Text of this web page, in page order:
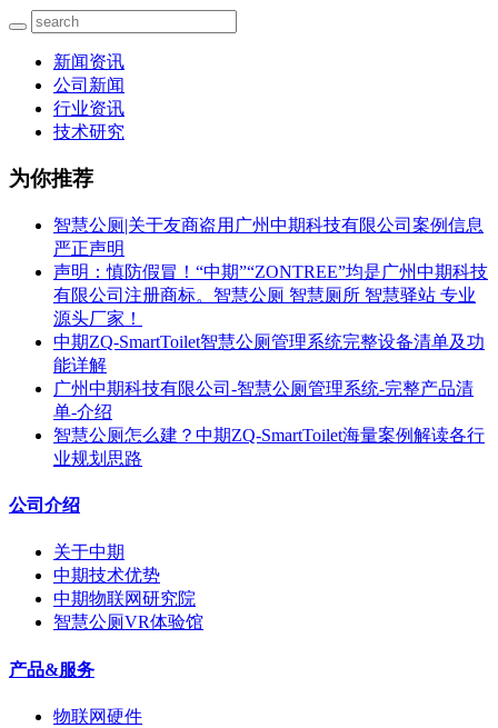
新闻资讯
公司新闻
行业资讯
技术研究
为你推荐
智慧公厕|关于友商盗用广州中期科技有限公司案例信息
严正声明
声明：慎防假冒！“中期”“ZONTREE”均是广州中期科技
有限公司注册商标。智慧公厕 智慧厕所 智慧驿站 专业
源头厂家！
中期ZQ-SmartToilet智慧公厕管理系统完整设备清单及功
能详解
广州中期科技有限公司-智慧公厕管理系统-完整产品清
单-介绍
智慧公厕怎么建？中期ZQ-SmartToilet海量案例解读各行
业规划思路
公司介绍
关于中期
中期技术优势
中期物联网研究院
智慧公厕VR体验馆
产品&服务
物联网硬件